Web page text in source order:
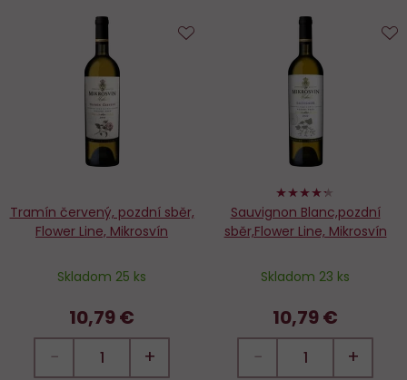
Tramín červený, pozdní sběr,
Flower Line, Mikrosvín
Skladom 25 ks
10,79 €
− +
86%
Sauvignon Blanc,pozdní
sběr,Flower Line, Mikrosvín
Skladom 23 ks
10,79 €
− +